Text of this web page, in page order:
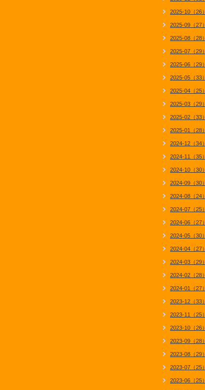
2025-10（26）
2025-09（27）
2025-08（28）
2025-07（29）
2025-06（29）
2025-05（33）
2025-04（25）
2025-03（29）
2025-02（33）
2025-01（28）
2024-12（34）
2024-11（35）
2024-10（30）
2024-09（30）
2024-08（24）
2024-07（25）
2024-06（27）
2024-05（30）
2024-04（27）
2024-03（29）
2024-02（28）
2024-01（27）
2023-12（33）
2023-11（25）
2023-10（26）
2023-09（28）
2023-08（29）
2023-07（25）
2023-06（25）